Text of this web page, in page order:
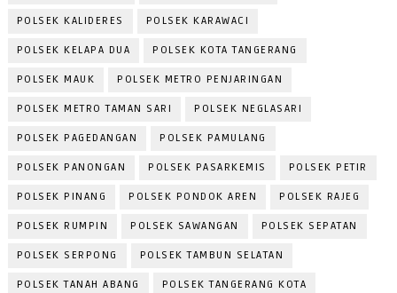
POLSEK KALIDERES POLSEK KARAWACI
POLSEK KELAPA DUA POLSEK KOTA TANGERANG
POLSEK MAUK POLSEK METRO PENJARINGAN
POLSEK METRO TAMAN SARI POLSEK NEGLASARI
POLSEK PAGEDANGAN POLSEK PAMULANG
POLSEK PANONGAN POLSEK PASARKEMIS POLSEK PETIR
POLSEK PINANG POLSEK PONDOK AREN POLSEK RAJEG
POLSEK RUMPIN POLSEK SAWANGAN POLSEK SEPATAN
POLSEK SERPONG POLSEK TAMBUN SELATAN
POLSEK TANAH ABANG POLSEK TANGERANG KOTA